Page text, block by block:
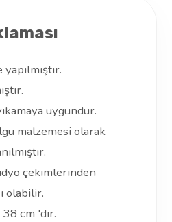
uygundur.
malzemesi olarak
çekimlerinden
olabilir.
cm 'dir.